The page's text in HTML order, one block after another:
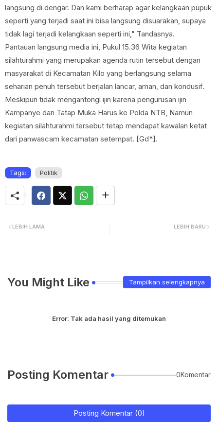
langsung di dengar. Dan kami berharap agar kelangkaan pupuk
seperti yang terjadi saat ini bisa langsung disuarakan, supaya
tidak lagi terjadi kelangkaan seperti ini," Tandasnya.
Pantauan langsung media ini, Pukul 15.36 Wita kegiatan
silahturahmi yang merupakan agenda rutin tersebut dengan
masyarakat di Kecamatan Kilo yang berlangsung selama
seharian penuh tersebut berjalan lancar, aman, dan kondusif.
Meskipun tidak mengantongi ijin karena pengurusan ijin
Kampanye dan Tatap Muka Harus ke Polda NTB, Namun
kegiatan silahturahmi tersebut tetap mendapat kawalan ketat
dari panwascam kecamatan setempat. [Gd*].
Tags: Politik
LEBIH BARU
LEBIH LAMA
You Might Like Tampilkan selengkapnya
Error: Tak ada hasil yang ditemukan
Posting Komentar 0Komentar
Posting Komentar (0)